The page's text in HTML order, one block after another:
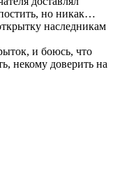
но никак…
наследникам
и боюсь, что
некому доверить на